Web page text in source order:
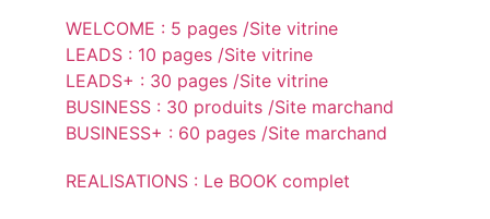
WELCOME : 5 pages /Site vitrine
LEADS : 10 pages /Site vitrine
LEADS+ : 30 pages /Site vitrine
BUSINESS : 30 produits /Site marchand
BUSINESS+ : 60 pages /Site marchand
REALISATIONS : Le BOOK complet